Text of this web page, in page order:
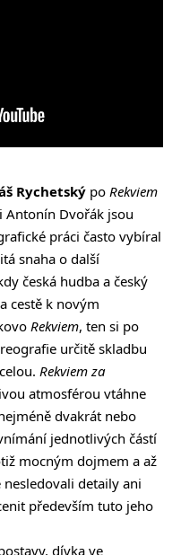
Rychetský po Rekviem
Antonín Dvořák jsou
práci často vybíral
snaha o další
česká hudba a český
cestě k novým
Rekviem, ten si po
určitě skladbu
Rekviem za
atmosférou vtáhne
dvakrát nebo
jednotlivých částí
mocným dojmem a až
detaily ani
především tuto jeho
dívka ve